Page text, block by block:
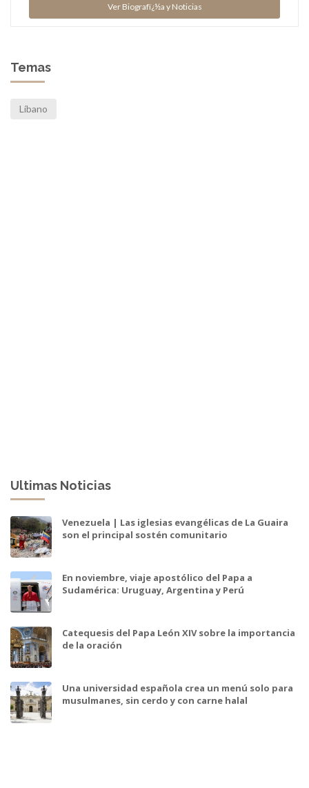
Ver Biografï¿½a y Noticias
Temas
Líbano
Ultimas Noticias
Venezuela | Las iglesias evangélicas de La Guaira
son el principal sostén comunitario
En noviembre, viaje apostólico del Papa a
Sudamérica: Uruguay, Argentina y Perú
Catequesis del Papa León XIV sobre la importancia
de la oración
Una universidad española crea un menú solo para
musulmanes, sin cerdo y con carne halal